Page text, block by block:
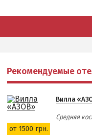
Рекомендуемые
от 1500 грн.
Вилла
Средняя